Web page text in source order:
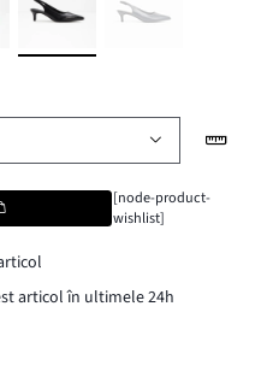
[node-product-
wishlist]
articol în ultimele 24h